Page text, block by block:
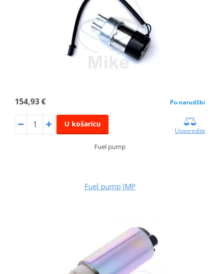
154,93 € Po narudžbi
U košaricu
Usporedite
Fuel pump
Fuel pump JMP